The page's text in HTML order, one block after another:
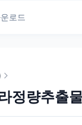
로드
정량추출